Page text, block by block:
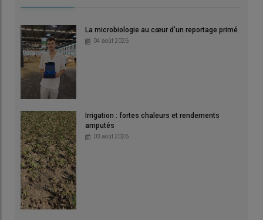
La microbiologie au cœur d'un reportage primé
04 août 2026
Irrigation : fortes chaleurs et rendements
amputés
03 août 2026